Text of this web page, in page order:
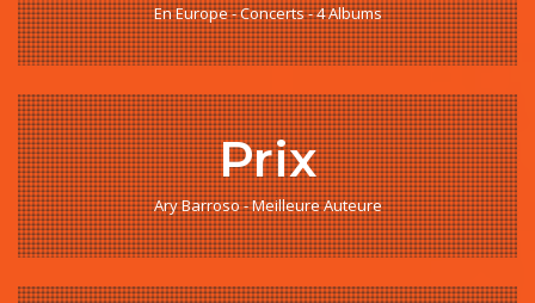
En Europe - Concerts - 4 Albums
Prix
Ary Barroso - Meilleure Auteure